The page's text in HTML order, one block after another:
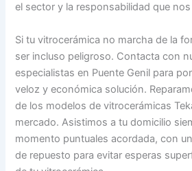
el sector y la responsabilidad que
Si tu vitrocerámica no marcha de la
ser incluso peligroso. Contacta con
especialistas en Puente Genil para
veloz y económica solución.
de los modelos de vitrocerámicas
mercado. Asistimos a tu domicilio
momento puntuales acordada, con
de repuesto para evitar esperas